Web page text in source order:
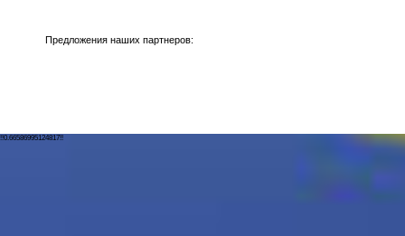
Предложения наших партнеров:
!!0.66586995124817!!